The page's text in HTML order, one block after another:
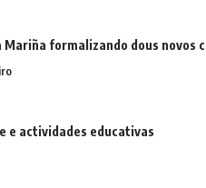
formalizando dous novos
e actividades educativas